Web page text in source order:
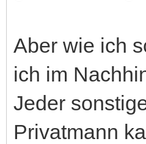
Aber wie ich
ich im
Jeder
Privatmann